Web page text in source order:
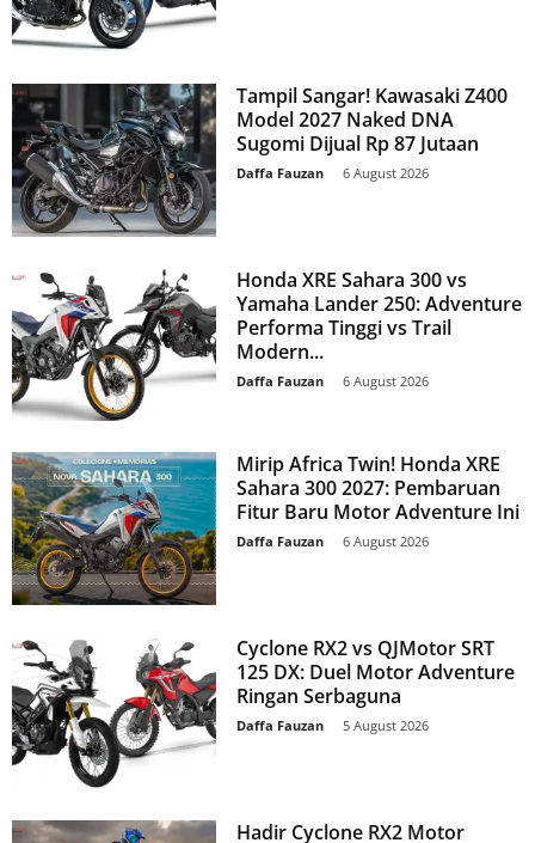
Tampil Sangar! Kawasaki Z400
Model 2027 Naked DNA
Sugomi Dijual Rp 87 Jutaan
Daffa Fauzan 6 August 2026
Honda XRE Sahara 300 vs
Yamaha Lander 250: Adventure
Performa Tinggi vs Trail
Modern...
Daffa Fauzan 6 August 2026
Mirip Africa Twin! Honda XRE
Sahara 300 2027: Pembaruan
Fitur Baru Motor Adventure Ini
Daffa Fauzan 6 August 2026
Cyclone RX2 vs QJMotor SRT
125 DX: Duel Motor Adventure
Ringan Serbaguna
Daffa Fauzan 5 August 2026
Hadir Cyclone RX2 Motor